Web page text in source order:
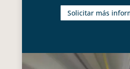
Solicitar más